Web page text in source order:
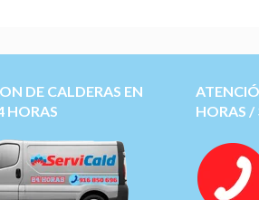
DE CALDERAS EN
HORAS
HORAS /